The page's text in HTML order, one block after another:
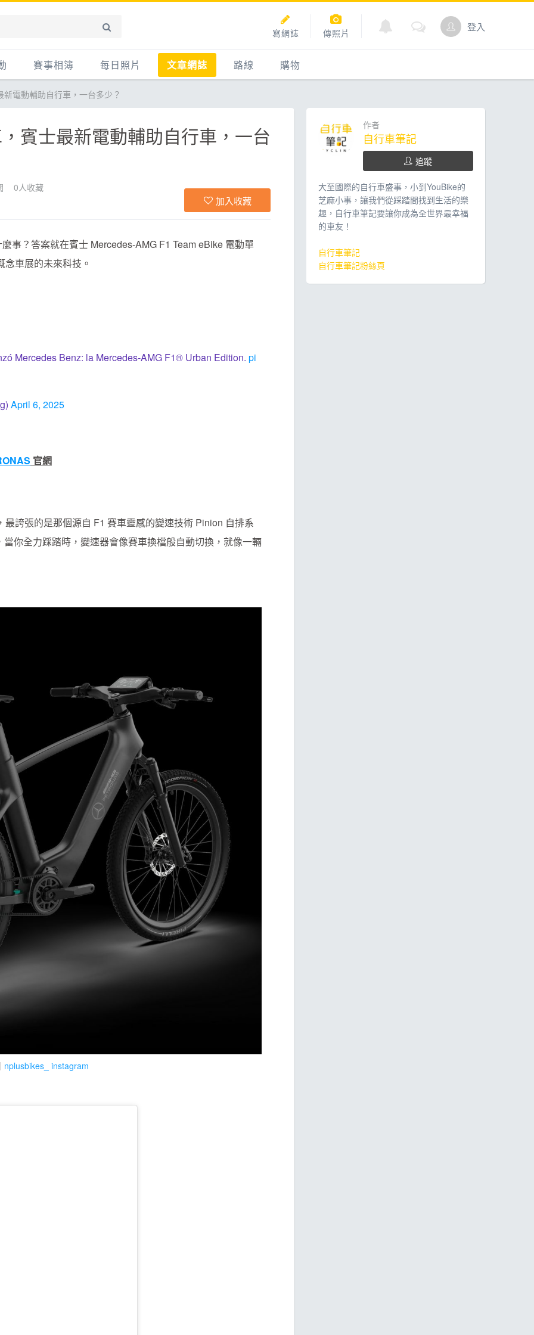
寫網誌 傳照片 登入
車
賽事相簿
賽事影音相簿
每日照片 文章網誌
新聞
主題
路線
爬坡
購物
電動輔助自行車，一台多少？
賓士最新電動輔助自行車，一台
0人收藏
加入收藏
事？答案就在賓士 Mercedes-AMG F1 Team eBike 電動單
車展的未來科技。
Mercedes Benz: la Mercedes-AMG F1® Urban Edition. pi
April 6, 2025
官網
誇張的是那個源自 F1 賽車靈感的變速技術 Pinion 自排系
你全力踩踏時，變速器會像賽車換檔般自動切換，就像一輛
nplusbikes_ instagram
作者
自行車筆記
追蹤
大至國際的自行車盛事，小到YouBike的
芝麻小事，讓我們從踩踏間找到生活的樂
趣，自行車筆記要讓你成為全世界最幸福
的車友！
自行車筆記
自行車筆記粉絲頁